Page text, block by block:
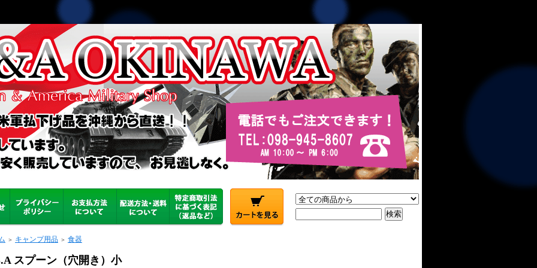
＞ キャンプ用品 ＞ 食器
スプーン（穴開き）小